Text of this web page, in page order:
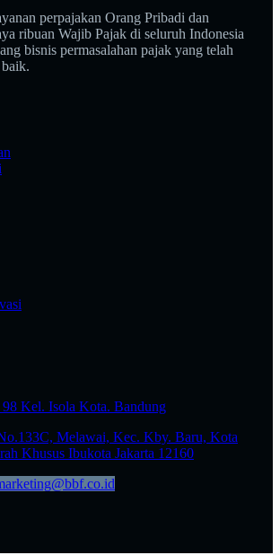
perpajakan Orang Pribadi dan
ribuan Wajib Pajak di seluruh Indonesia
bisnis permasalahan pajak yang telah
Kel. Isola Kota. Bandung
Melawai, Kec. Kby. Baru, Kota
Khusus Ibukota Jakarta 12160